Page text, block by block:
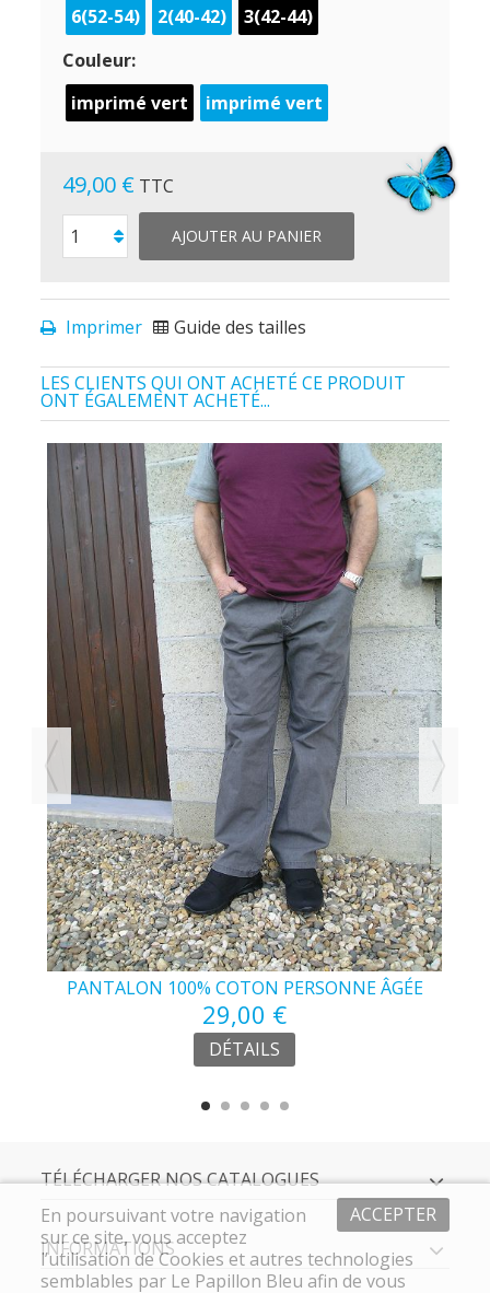
6(52-54)
2(40-42)
3(42-44)
Couleur:
imprimé vert
imprimé vert
49,00 € TTC
AJOUTER AU PANIER
Imprimer Guide des tailles
LES CLIENTS QUI ONT ACHETÉ CE PRODUIT
ONT ÉGALEMENT ACHETÉ...
PANTALON 100% COTON PERSONNE ÂGÉE
29,00 €
DÉTAILS
TÉLÉCHARGER NOS CATALOGUES
INFORMATIONS
ACCEPTER
En poursuivant votre navigation
sur ce site, vous acceptez
l’utilisation de Cookies et autres technologies
semblables par Le Papillon Bleu afin de vous